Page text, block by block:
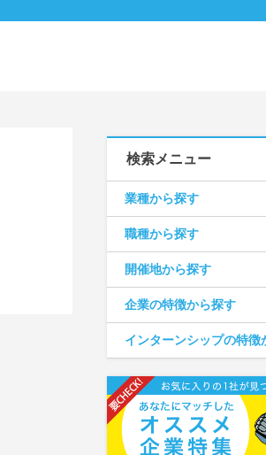
検索メニュー
業種から探す
職種から探す
開催地から探す
企業の特徴から探す
インターンシップの特徴